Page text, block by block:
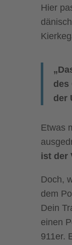
Hier
des
der
Etwas
ist der
Doch,
dem
Dein
einen
911er.